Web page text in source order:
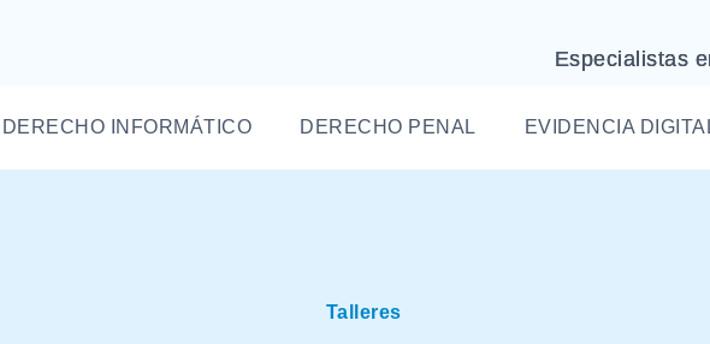
Especialistas
DERECHO INFORMÁTICO DERECHO PENAL EVIDENCIA
Talleres